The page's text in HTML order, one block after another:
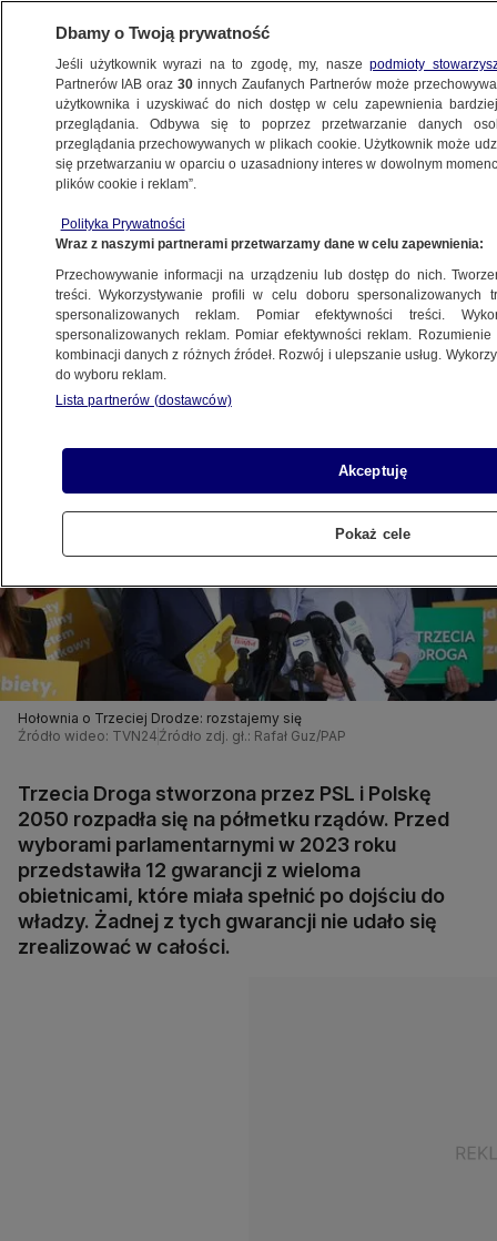
KONKRET24
POLITYKA
nie spełniono
Zuzanna Karczewska
15.10.2025, 08:00
Udostępnij
Hołownia o Trzeciej Drodze: rozstajemy się
Źródło wideo: TVN24 Źródło zdj. gł.: Rafał Guz/PAP
Trzecia Droga stworzona przez PSL i Polskę
2050 rozpadła się na półmetku rządów. Przed
wyborami parlamentarnymi w 2023 roku
przedstawiła 12 gwarancji z wieloma
obietnicami, które miała spełnić po dojściu do
władzy. Żadnej z tych gwarancji nie udało się
zrealizować w całości.
Dbamy o Twoją prywatność
Jeśli użytkownik wyrazi na to zgodę, my, naszepodmioty
Partnerów IAB oraz30 innych Zaufanych Partnerów może
użytkownika i uzyskiwać do nich dostęp w celu zapewnienia
przeglądania. Odbywa się to poprzez przetwarzanie danych
przeglądania przechowywanych w plikach cookie. Użytkownik może
się przetwarzaniu w oparciu o uzasadniony interes w dowolnym
plików cookie i reklam”.
Polityka Prywatności
Wraz z naszymi partnerami przetwarzamy dane w celu zapewnienia:
Przechowywanie informacji na urządzeniu lub dostęp do nich.
treści. Wykorzystywanie profili w celu doboru spersonalizowanych
spersonalizowanych reklam. Pomiar efektywności treści.
spersonalizowanych reklam. Pomiar efektywności reklam.
kombinacji danych z różnych źródeł. Rozwój i ulepszanie usług.
do wyboru reklam.
Lista partnerów (dostawców)
Akceptuję
Pokaż cele